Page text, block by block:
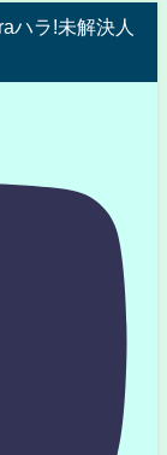
ハラ!未解決人